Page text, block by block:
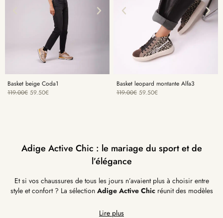
Basket beige Coda1
119.00€ 59.50€
Basket leopard montante Alfa3
119.00€ 59.50€
Adige Active Chic : le mariage du sport et de
l’élégance
Et si vos chaussures de tous les jours n’avaient plus à choisir entre
style et confort ? La sélection Adige Active Chicréunit des modèles
Lire plus